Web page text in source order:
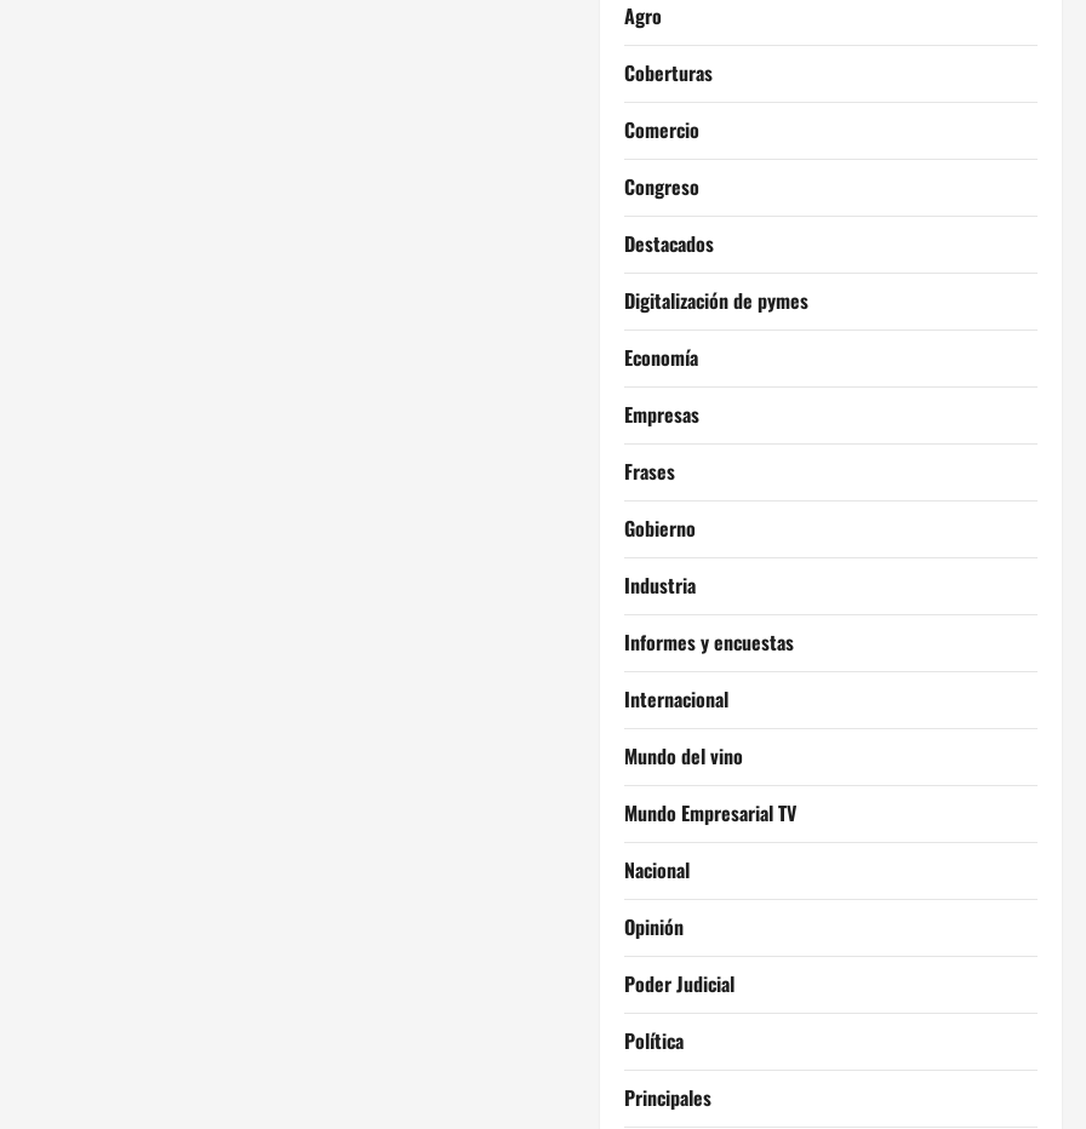
Agro
Coberturas
Comercio
Congreso
Destacados
Digitalización de pymes
Economía
Empresas
Frases
Gobierno
Industria
Informes y encuestas
Internacional
Mundo del vino
Mundo Empresarial TV
Nacional
Opinión
Poder Judicial
Política
Principales